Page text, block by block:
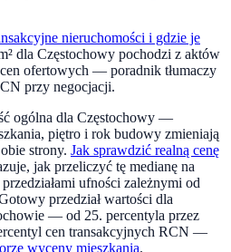
nieruchomości i gdzie je
dla Częstochowy pochodzi z aktów
ofertowych — poradnik tłumaczy
przy negocjacji.
ogólna dla Częstochowy —
piętro i rok budowy zmieniają
strony. Jak sprawdzić realną cenę
jak przeliczyć tę medianę na
ufności zależnymi od
przedział wartości dla
— od 25. percentyla przez
cen transakcyjnych RCN —
wyceny mieszkania.